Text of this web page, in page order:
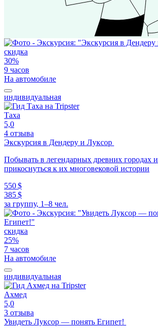
скидка
30%
9 часов
На автомобиле
индивидуальная
Таха
5,0
4 отзыва
Экскурсия в Дендеру и Луксор
Побывать в легендарных древних городах и
прикоснуться к их многовековой истории
550 $
385 $
за группу, 1–8 чел.
скидка
25%
7 часов
На автомобиле
индивидуальная
Ахмед
5,0
3 отзыва
Увидеть Луксор — понять Египет!